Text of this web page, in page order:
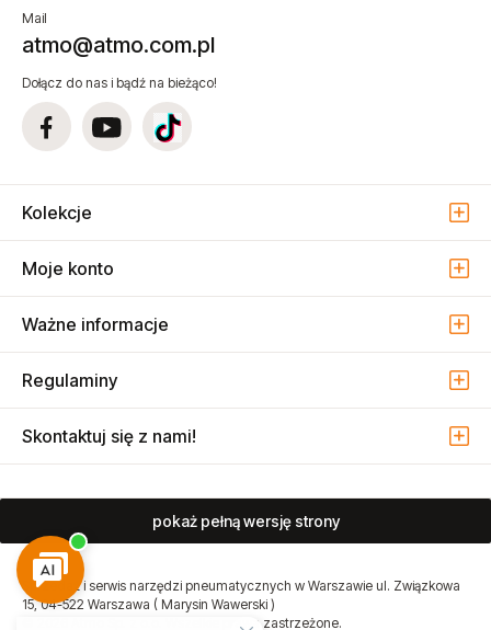
Mail
atmo@atmo.com.pl
Dołącz do nas i bądź na bieżąco!
Kolekcje
Moje konto
Ważne informacje
Regulaminy
Skontaktuj się z nami!
pokaż pełną wersję strony
Sprzedaż i serwis narzędzi pneumatycznych w Warszawie ul. Związkowa
15, 04-522 Warszawa ( Marysin Wawerski )
© 2026 Atmo Sp. z o.o. Wszelkie prawa zastrzeżone.